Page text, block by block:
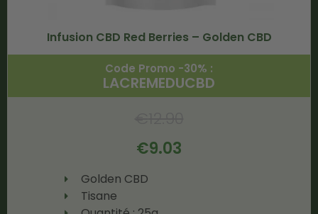
Infusion CBD Red Berries – Golden CBD
Code Promo -30% :
LACREMEDUCBD
€9.03
Golden CBD
Tisane